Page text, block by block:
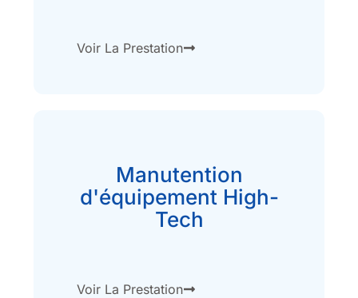
Voir La Prestation
Manutention
d'équipement High-
Tech
Voir La Prestation